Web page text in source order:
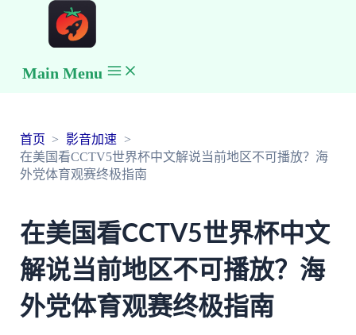
Main Menu
首页
影音加速
在美国看CCTV5世界杯中文解说当前地区不可播放？海
外党体育观赛终极指南
在美国看CCTV5世界杯中文
解说当前地区不可播放？海
外党体育观赛终极指南